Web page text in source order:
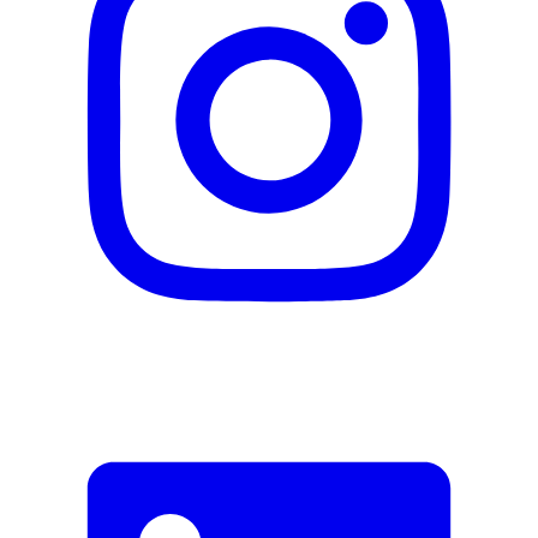
Signaler une erreur
Description
Adresse e-mail (facultatif)
Signaler des données erronées